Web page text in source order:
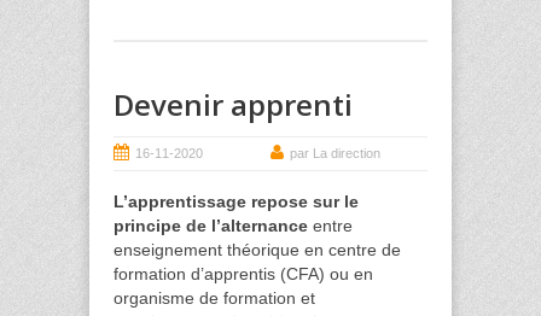
Devenir apprenti
16-11-2020 par La direction
L’apprentissage repose sur le
principe de l’alternance entre
enseignement théorique en centre de
formation d’apprentis (CFA) ou en
organisme de formation et